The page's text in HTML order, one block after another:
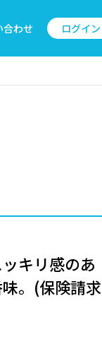
合わせ ログイン
キリ感のあ
。(保険請求